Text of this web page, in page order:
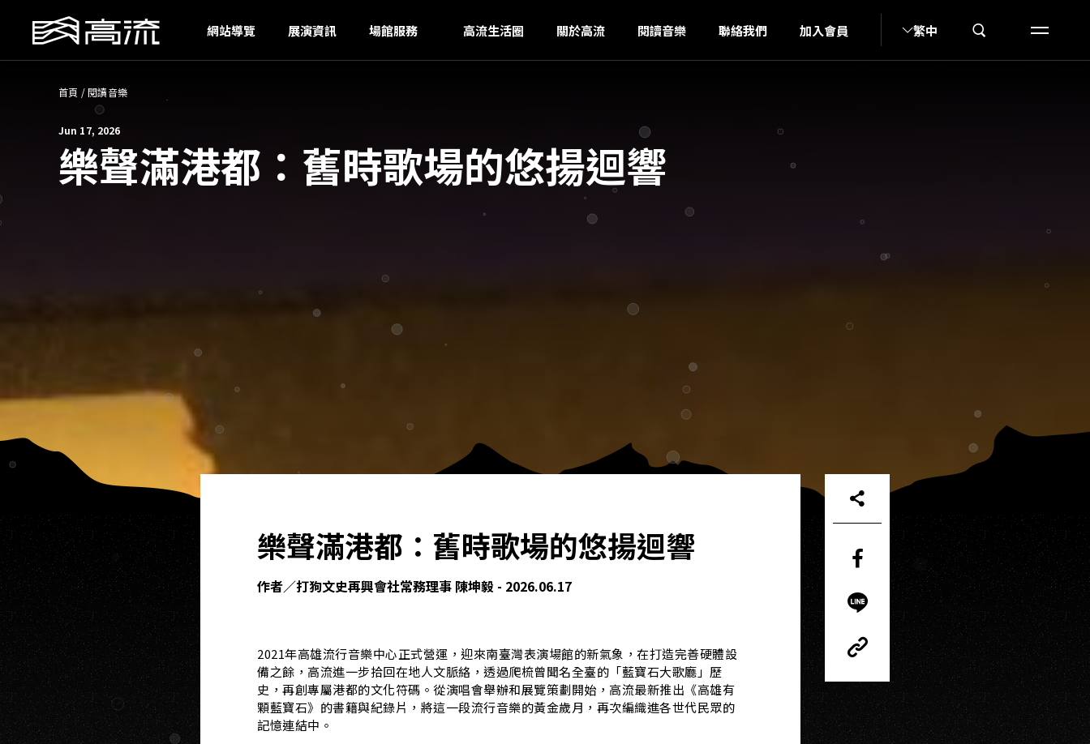
網站導覽 展演資訊 場館服務 高流生活圈 關於高流 閱讀音樂 聯絡我們 加入會員 繁中
首頁 /閱讀音樂
Jun 17, 2026
樂聲滿港都：舊時歌場的悠揚迴響
樂聲滿港都：舊時歌場的悠揚迴響
作者／打狗文史再興會社常務理事 陳坤毅 - 2026.06.17
2021年高雄流行音樂中心正式營運，迎來南臺灣表演場館的新氣象，在打造完善硬體設
備之餘，高流進一步拾回在地人文脈絡，透過爬梳曾聞名全臺的「藍寶石大歌廳」歷
史，再創專屬港都的文化符碼。從演唱會舉辦和展覽策劃開始，高流最新推出《高雄有
顆藍寶石》的書籍與紀錄片，將這一段流行音樂的黃金歲月，再次編織進各世代民眾的
記憶連結中。
Share
Facebook
Share
on
LINE
Copy
Copy
Link